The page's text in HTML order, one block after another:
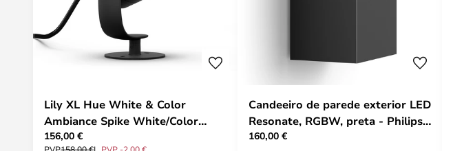
Lily XL Hue White & Color
Ambiance Spike White/Color
Amb. - Philips Hue
156,00 €
Candeeiro de parede exterior LED
Resonate, RGBW, preta - Philips
Hue
160,00 €